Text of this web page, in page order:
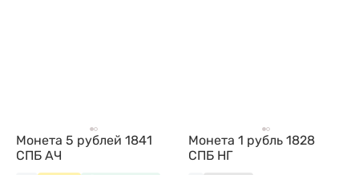
Монета 5 рублей 1841
СПБ АЧ
Монета 1 рубль 1828
СПБ НГ